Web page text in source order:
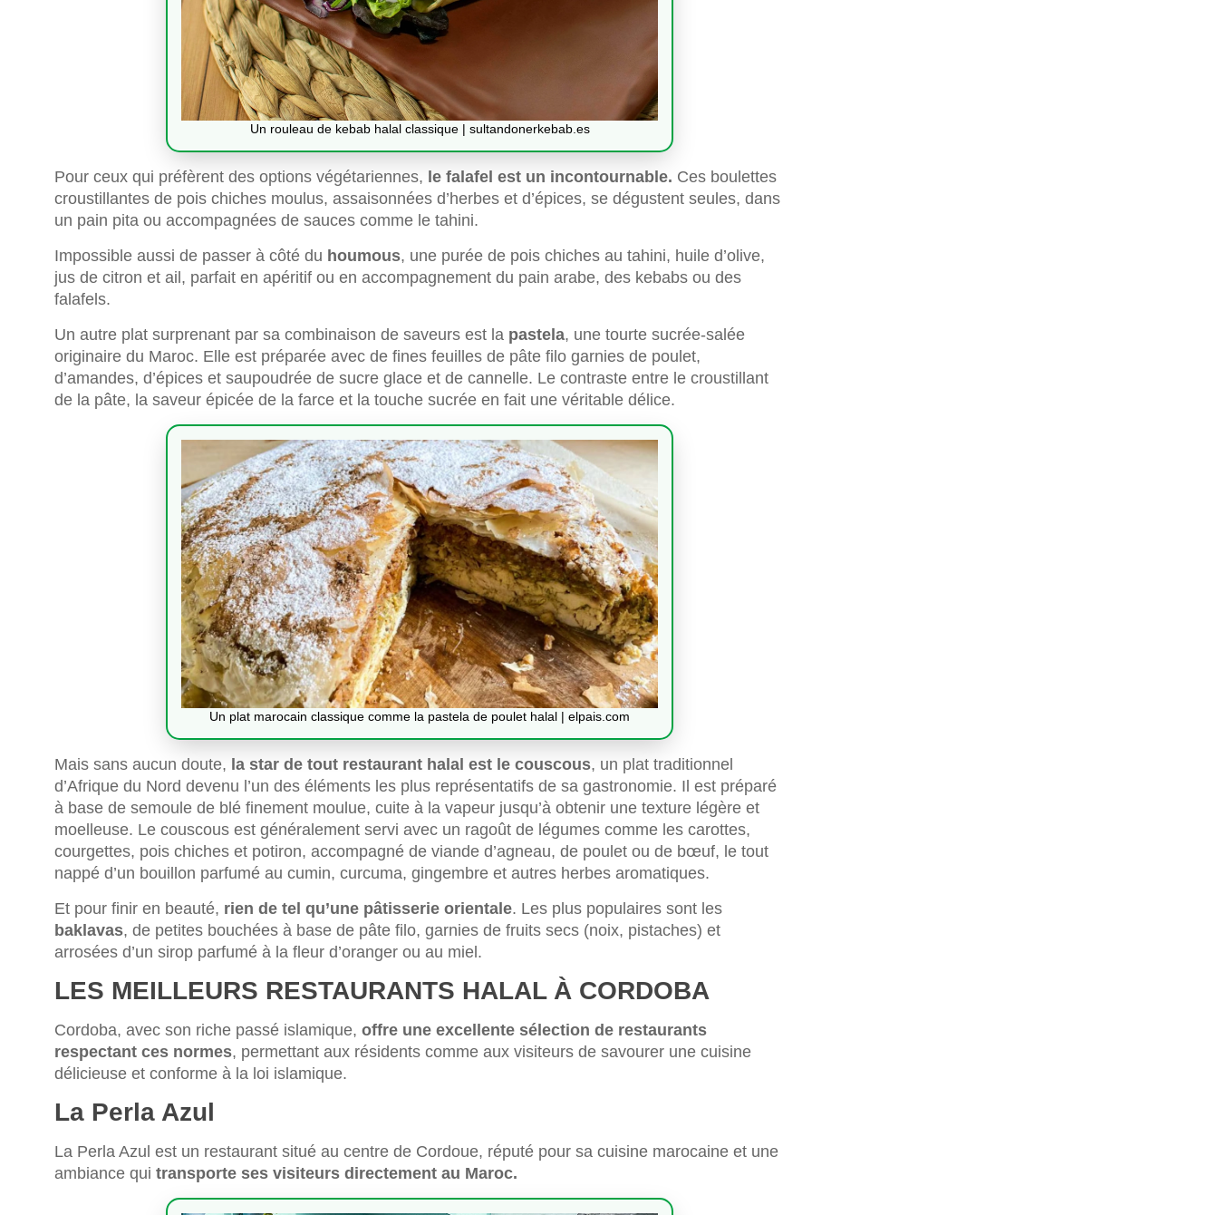
Un rouleau de kebab halal classique | sultandonerkebab.es
Pour ceux qui préfèrent des options végétariennes, le falafel est un incontournable. Ces boulettes
croustillantes de pois chiches moulus, assaisonnées d’herbes et d’épices, se dégustent seules, dans
un pain pita ou accompagnées de sauces comme le tahini.
Impossible aussi de passer à côté du houmous, une purée de pois chiches au tahini, huile d’olive,
jus de citron et ail, parfait en apéritif ou en accompagnement du pain arabe, des kebabs ou des
falafels.
Un autre plat surprenant par sa combinaison de saveurs est la pastela, une tourte sucrée-salée
originaire du Maroc. Elle est préparée avec de fines feuilles de pâte filo garnies de poulet,
d’amandes, d’épices et saupoudrée de sucre glace et de cannelle. Le contraste entre le croustillant
de la pâte, la saveur épicée de la farce et la touche sucrée en fait une véritable délice.
Un plat marocain classique comme la pastela de poulet halal | elpais.com
Mais sans aucun doute, la star de tout restaurant halal est le couscous, un plat traditionnel
d’Afrique du Nord devenu l’un des éléments les plus représentatifs de sa gastronomie. Il est préparé
à base de semoule de blé finement moulue, cuite à la vapeur jusqu’à obtenir une texture légère et
moelleuse. Le couscous est généralement servi avec un ragoût de légumes comme les carottes,
courgettes, pois chiches et potiron, accompagné de viande d’agneau, de poulet ou de bœuf, le tout
nappé d’un bouillon parfumé au cumin, curcuma, gingembre et autres herbes aromatiques.
Et pour finir en beauté, rien de tel qu’une pâtisserie orientale. Les plus populaires sont les
baklavas, de petites bouchées à base de pâte filo, garnies de fruits secs (noix, pistaches) et
arrosées d’un sirop parfumé à la fleur d’oranger ou au miel.
LES MEILLEURS RESTAURANTS HALAL À CORDOBA
Cordoba, avec son riche passé islamique, offre une excellente sélection de restaurants
respectant ces normes, permettant aux résidents comme aux visiteurs de savourer une cuisine
délicieuse et conforme à la loi islamique.
La Perla Azul
La Perla Azul est un restaurant situé au centre de Cordoue, réputé pour sa cuisine marocaine et une
ambiance qui transporte ses visiteurs directement au Maroc.